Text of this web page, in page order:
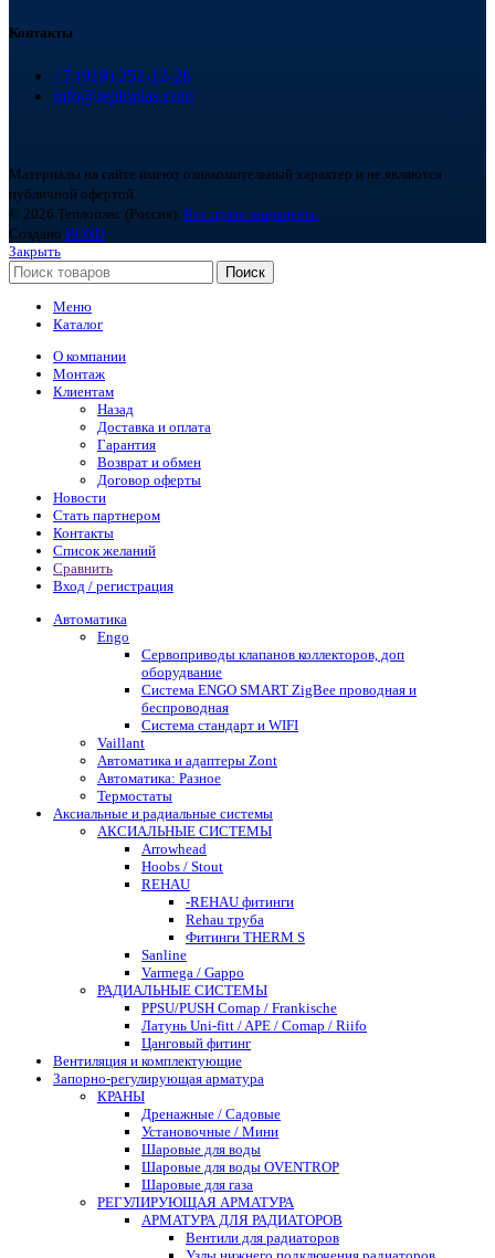
Контакты
+7 (918) 252-12-26
info@teploplas.com
Материалы на сайте имеют ознакомительный характер и не являются
публичной офертой.
© 2026 Теплоплас (Россия). Все права защищены.
Создано BOND
Закрыть
Поиск
Меню
Каталог
О компании
Монтаж
Клиентам
Назад
Доставка и оплата
Гарантия
Возврат и обмен
Договор оферты
Новости
Стать партнером
Контакты
Список желаний
Сравнить
Вход / регистрация
Автоматика
Engo
Сервоприводы клапанов коллекторов, доп
оборудвание
Система ENGO SMART ZigBee проводная и
беспроводная
Система стандарт и WIFI
Vaillant
Автоматика и адаптеры Zont
Автоматика: Разное
Термостаты
Аксиальные и радиальные системы
АКСИАЛЬНЫЕ СИСТЕМЫ
Arrowhead
Hoobs / Stout
REHAU
-REHAU фитинги
Rehau труба
Фитинги THERM S
Sanline
Varmega / Gappo
РАДИАЛЬНЫЕ СИСТЕМЫ
PPSU/PUSH Comap / Frankische
Латунь Uni-fitt / APE / Comap / Riifo
Цанговый фитинг
Вентиляция и комплектующие
Запорно-регулирующая арматура
КРАНЫ
Дренажные / Садовые
Установочные / Мини
Шаровые для воды
Шаровые для воды OVENTROP
Шаровые для газа
РЕГУЛИРУЮЩАЯ АРМАТУРА
АРМАТУРА ДЛЯ РАДИАТОРОВ
Вентили для радиаторов